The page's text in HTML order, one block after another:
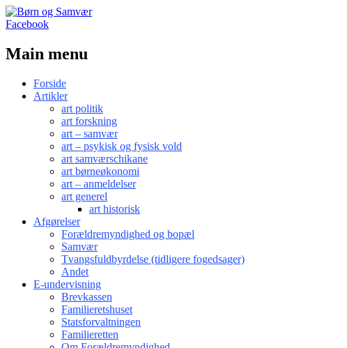
Facebook
Main menu
Skip
Forside
Artikler
art politik
art forskning
art – samvær
art – psykisk og fysisk vold
art samværschikane
art børneøkonomi
art – anmeldelser
art generel
art historisk
Afgørelser
Forældremyndighed og bopæl
Samvær
Tvangsfuldbyrdelse (tidligere fogedsager)
Andet
E-undervisning
Brevkassen
Familieretshuset
Statsforvaltningen
Familieretten